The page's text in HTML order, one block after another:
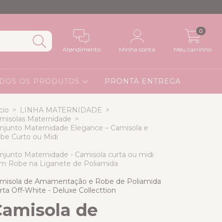
Atendimento Minha conta Meu carrinho
0
OS PRODUTOS PRONTA ENTREGA
> LINHA MATERNIDADE >
Maternidade >
Maternidade Elegance – Camisola e
Curto ou Midi
Maternidade - Camisola curta ou midi
Robe na Liganete de Poliamida
de Amamentação e Robe de Poliamida
Off-White - Deluxe Collecttion
de